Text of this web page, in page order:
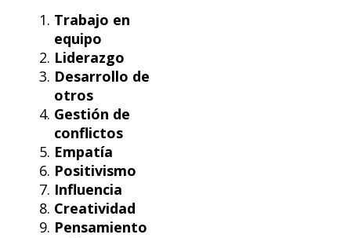
Trabajo en
equipo
Liderazgo
Desarrollo de
otros
Gestión de
conflictos
Empatía
Positivismo
Influencia
Creatividad
Pensamiento